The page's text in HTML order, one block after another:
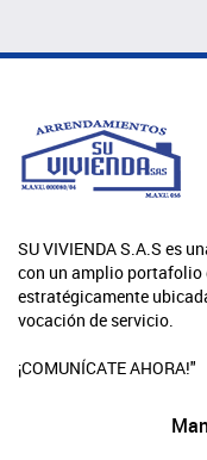
SU VIVIENDA S.A.S es
con un amplio portafolio
estratégicamente
vocación de servicio.
¡COMUNÍCATE AHORA!"